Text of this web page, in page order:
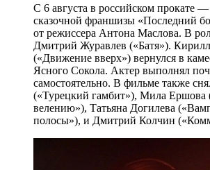
С 6 августа в российском прокате
сказочной франшизы «Последний
от режиссера Антона Маслова. В
Дмитрий Журавлев («Батя»).
(«Движение вверх») вернулся в
Ясного Сокола. Актер выполнял
самостоятельно. В фильме также
(«Турецкий гамбит»), Мила
велению»), Татьяна Догилева
полосы»), и Дмитрий Колчин